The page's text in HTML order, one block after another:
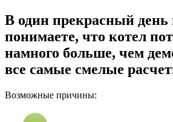
В один прекрасный день
понимаете, что котел
намного больше, чем
все самые смелые
Возможные причины: